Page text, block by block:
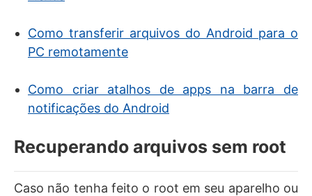
Como transferir arquivos do Android para o
PC remotamente
Como criar atalhos de apps na barra de
notificações do Android
Recuperando arquivos sem root
Caso não tenha feito o root em seu aparelho ou